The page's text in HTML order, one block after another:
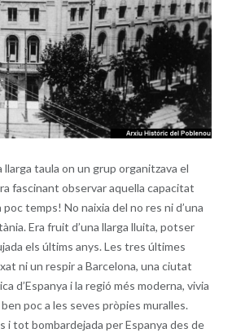
llarga taula on un grup organitzava el
fascinant observar aquella capacitat
temps! No naixia del no res ni d’una
Era fruit d’una llarga lluita, potser
els últims anys. Les tres últimes
ni un respir a Barcelona, una ciutat
d’Espanya i la regió més moderna, vivia
poc a les seves pròpies muralles.
i tot bombardejada per Espanya des de